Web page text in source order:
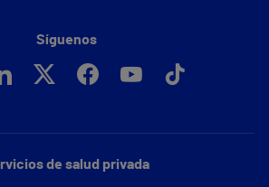
de salud privada
Síguenos